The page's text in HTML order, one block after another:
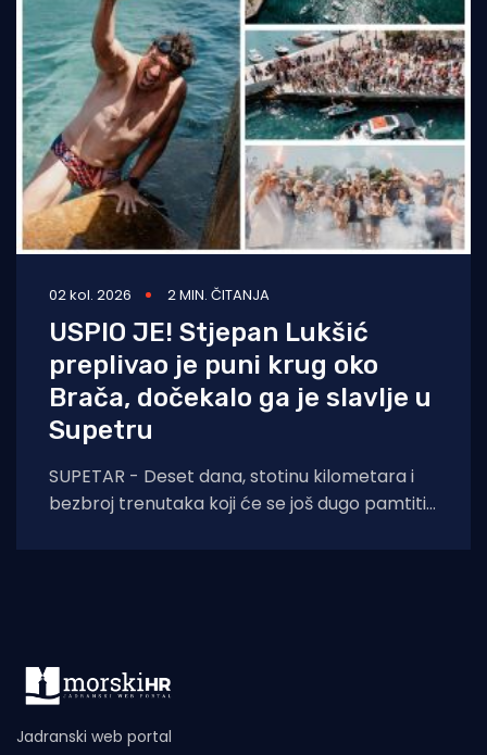
02 kol. 2026 2 MIN. ČITANJA
USPIO JE! Stjepan Lukšić
preplivao je puni krug oko
Brača, dočekalo ga je slavlje u
Supetru
SUPETAR - Deset dana, stotinu kilometara i
bezbroj trenutaka koji će se još dugo pamtiti.
Jadranski web portal